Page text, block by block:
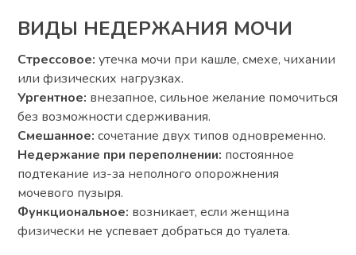
ВИДЫ НЕДЕРЖАНИЯ МОЧИ
Стрессовое: утечка мочи при кашле, смехе, чихании
или физических нагрузках.
Ургентное: внезапное, сильное желание помочиться
без возможности сдерживания.
Смешанное: сочетание двух типов одновременно.
Недержание при переполнении: постоянное
подтекание из-за неполного опорожнения
мочевого пузыря.
Функциональное: возникает, если женщина
физически не успевает добраться до туалета.